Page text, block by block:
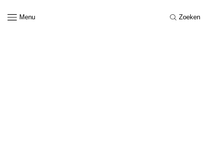
Menu Zoeken